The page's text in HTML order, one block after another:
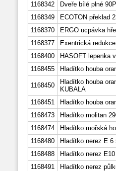
1168342
Dveře bílé plné 90P
1168349
ECOTON překlad
1168370
ERGO ucpávka
1168377
Exentrická
1168400
HASOFT lepenka
1168455
Hladítko houba
1168450
Hladítko houba
KUBALA
1168451
Hladítko houba
1168473
Hladítko molitan
1168474
Hladítko mořská
1168480
Hladítko nerez E 6
1168488
Hladítko nerez
1168491
Hladítko nerez